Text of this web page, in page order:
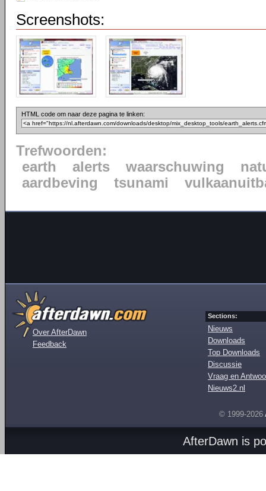
Screenshots:
HTML code om naar deze pagina te linken:
Trefwoorden:
earth
alerts waarschuwing
aardbeving
tsunami
Over AfterDawn
Feedback
Sections:
Nieuws
Downloads
Top Downloads
Discussie
Vraag en
Nieuws2.nl
© 1999-2026
AfterDawn is